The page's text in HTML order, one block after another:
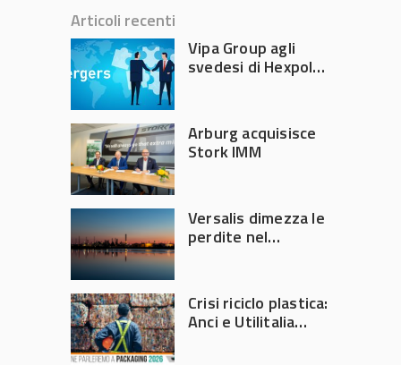
Articoli recenti
Vipa Group agli
svedesi di Hexpol
Arburg acquisisce
Stork IMM
Versalis dimezza le
perdite nel
Crisi riciclo plastica:
Anci e Utilitalia